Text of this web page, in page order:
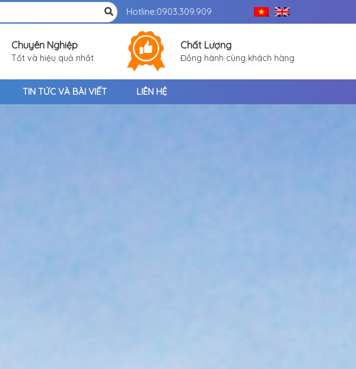
Hotline:0903.309.909
Chuyên Nghiệp
Tốt và hiệu quả nhất
Chất Lượng
Đồng hành cùng khách hàng
TIN TỨC VÀ BÀI VIẾT LIÊN HỆ